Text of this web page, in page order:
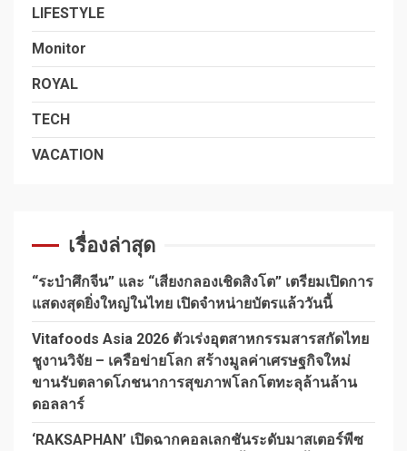
LIFESTYLE
Monitor
ROYAL
TECH
VACATION
เรื่องล่าสุด
“ระบำศึกจีน” และ “เสียงกลองเชิดสิงโต” เตรียมเปิดการ
แสดงสุดยิ่งใหญ่ในไทย เปิดจำหน่ายบัตรแล้ววันนี้
Vitafoods Asia 2026 ตัวเร่งอุตสาหกรรมสารสกัดไทย
ชูงานวิจัย – เครือข่ายโลก สร้างมูลค่าเศรษฐกิจใหม่
ขานรับตลาดโภชนาการสุขภาพโลกโตทะลุล้านล้าน
ดอลลาร์
‘RAKSAPHAN’ เปิดฉากคอลเลกชันระดับมาสเตอร์พีซ